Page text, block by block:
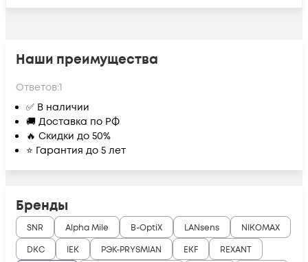
Наши преимущества
Ответов:1
✅ В наличии
🚚 Доставка по РФ
🔥 Скидки до 50%
⭐ Гарантия до 5 лет
Бренды
SNR Alpha Mile B-OptiX LANsens
NIKOMAX
DKC
IEK РЭК-PRYSMIAN EKF
REXANT